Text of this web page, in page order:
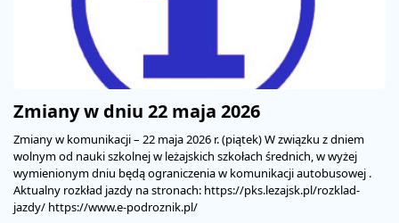
Zmiany w dniu 22 maja 2026
Zmiany w komunikacji – 22 maja 2026 r. (piątek) W związku z dniem
wolnym od nauki szkolnej w leżajskich szkołach średnich, w wyżej
wymienionym dniu będą ograniczenia w komunikacji autobusowej .
Aktualny rozkład jazdy na stronach: https://pks.lezajsk.pl/rozklad-
jazdy/ https://www.e-podroznik.pl/